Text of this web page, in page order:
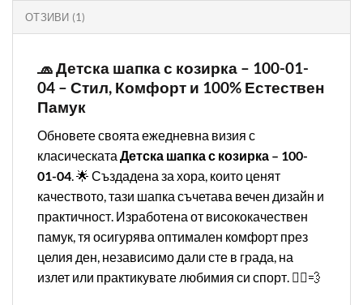
ОТЗИВИ (1)
🧢 Детска шапка с козирка – 100-01-
04 – Стил, Комфорт и 100% Естествен
Памук
Обновете своята ежедневна визия с
класическата Детска шапка с козирка – 100-
01-04. 🌟 Създадена за хора, които ценят
качеството, тази шапка съчетава вечен дизайн и
практичност. Изработена от висококачествен
памук, тя осигурява оптимален комфорт през
целия ден, независимо дали сте в града, на
излет или практикувате любимия си спорт. 🏃‍♂️💨